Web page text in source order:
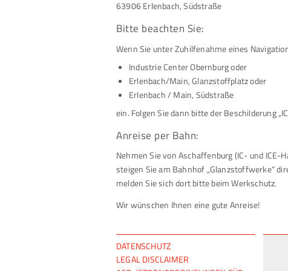
63906 Erlenbach, Südstraße
Bitte beachten Sie:
Wenn Sie unter Zuhilfenahme eines
Industrie Center Obernburg oder
Erlenbach/Main, Glanzstoffplatz oder
Erlenbach / Main, Südstraße
ein. Folgen Sie dann bitte der Beschilderung
Anreise per Bahn:
Nehmen Sie von Aschaffenburg (IC- und
steigen Sie am Bahnhof „Glanzstoffwerke“
melden Sie sich dort bitte beim Werkschutz.
Wir wünschen Ihnen eine gute Anreise!
NAVIGATION
ÜBERSPRINGEN
DATENSCHUTZ
LEGAL DISCLAIMER